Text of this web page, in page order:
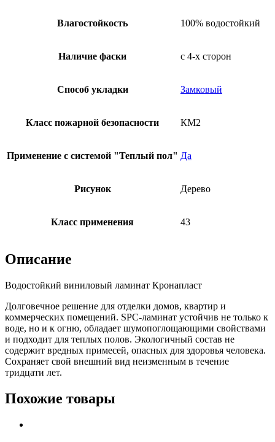
Влагостойкость 100% водостойкий
Наличие фаски с 4-х сторон
Способ укладки Замковый
Класс пожарной безопасности КМ2
Применение с системой "Теплый пол" Да
Рисунок Дерево
Класс применения 43
Описание
Водостойкий виниловый ламинат Кронапласт
Долговечное решение для отделки домов, квартир и
коммерческих помещений. SPC-ламинат устойчив не только к
воде, но и к огню, обладает шумопоглощающими свойствами
и подходит для теплых полов. Экологичный состав не
содержит вредных примесей, опасных для здоровья человека.
Сохраняет свой внешний вид неизменным в течение
тридцати лет.
Похожие товары